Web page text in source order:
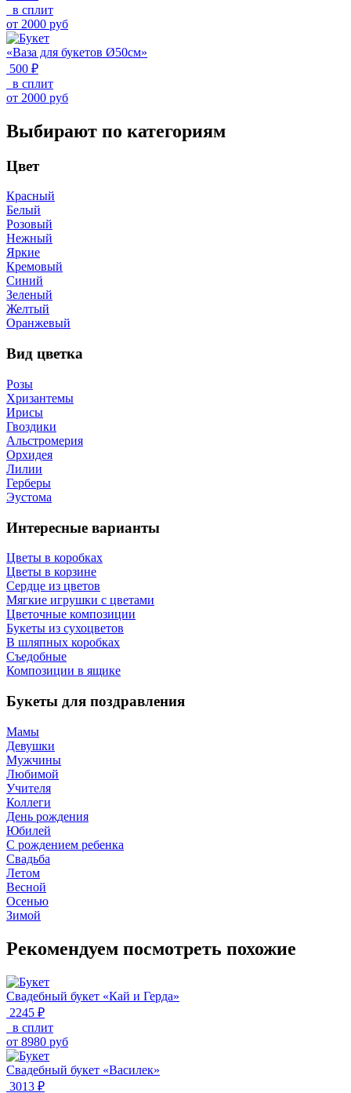
в сплит
от 2000 руб
«Ваза для букетов Ø50см»
500 ₽
в сплит
от 2000 руб
Выбирают по категориям
Цвет
Красный
Белый
Розовый
Нежный
Яркие
Кремовый
Синий
Зеленый
Желтый
Оранжевый
Вид цветка
Розы
Хризантемы
Ирисы
Гвоздики
Альстромерия
Орхидея
Лилии
Герберы
Эустома
Интересные варианты
Цветы в коробках
Цветы в корзине
Сердце из цветов
Мягкие игрушки с цветами
Цветочные композиции
Букеты из сухоцветов
В шляпных коробках
Съедобные
Композиции в ящике
Букеты для поздравления
Мамы
Девушки
Мужчины
Любимой
Учителя
Коллеги
День рождения
Юбилей
С рождением ребенка
Свадьба
Летом
Весной
Осенью
Зимой
Рекомендуем посмотреть похожие
Свадебный букет «Кай и Герда»
2245 ₽
в сплит
от 8980 руб
Свадебный букет «Василек»
3013 ₽